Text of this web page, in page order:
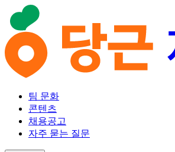
팀 문화
콘텐츠
채용공고
자주 묻는 질문